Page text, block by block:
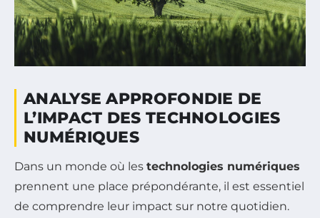
ANALYSE APPROFONDIE DE
L’IMPACT DES TECHNOLOGIES
NUMÉRIQUES
Dans un monde où les technologies numériques
prennent une place prépondérante, il est essentiel
de comprendre leur impact sur notre quotidien.